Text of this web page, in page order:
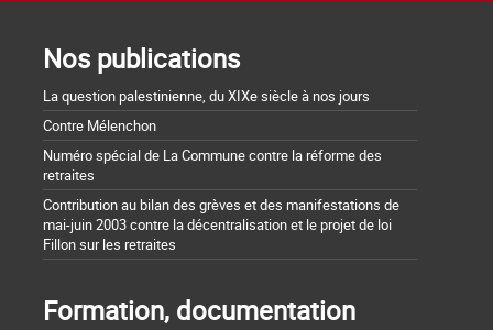
Nos publications
La question palestinienne, du XIXe siècle à nos jours
Contre Mélenchon
Numéro spécial de La Commune contre la réforme des
retraites
Contribution au bilan des grèves et des manifestations de
mai-juin 2003 contre la décentralisation et le projet de loi
Fillon sur les retraites
Formation, documentation